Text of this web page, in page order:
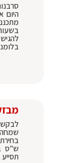
היום
שמחה
ש"ס